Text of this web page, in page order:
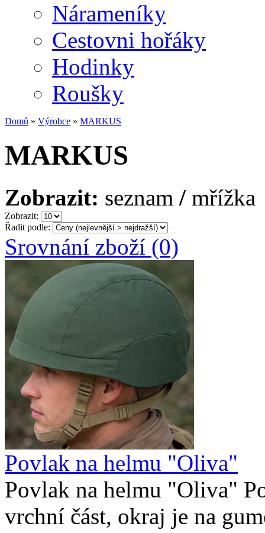
Nárameníky
Cestovni hořáky
Hodinky
Roušky
Domů » Výrobce » MARKUS
MARKUS
Zobrazit: seznam / mřížka
Zobrazit:
Řadit podle:
Srovnání zboží (0)
Povlak na helmu "Oliva"
Povlak na helmu "Oliva"
vrchní část, okraj je na